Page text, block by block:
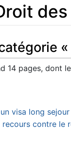
14 pages, dont
visa long
contre le